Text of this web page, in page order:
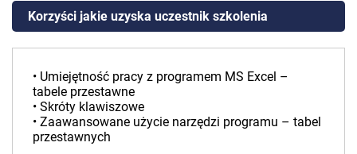
Korzyści jakie uzyska uczestnik szkolenia
• Umiejętność pracy z programem MS Excel –
tabele przestawne
• Skróty klawiszowe
• Zaawansowane użycie narzędzi programu – tabel
przestawnych